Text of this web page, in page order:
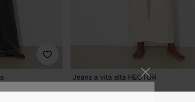
Jeans a vita alta HECTOR